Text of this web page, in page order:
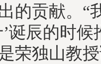
的贡献。“
’诞辰的时
荣独山教